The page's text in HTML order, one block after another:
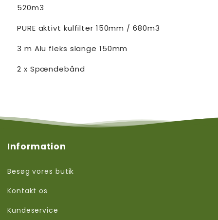
520m3
PURE aktivt kulfilter 150mm / 680m3
3 m Alu fleks slange 150mm
2 x Spændebånd
Information
Besøg vores butik
Kontakt os
Kundeservice